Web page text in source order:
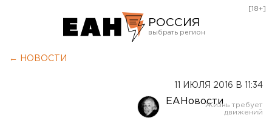
РОССИЯ
Оренбург
[18+]
← НОВОСТИ
11 ИЮЛЯ 2016 В 11:34
ЕАНовости